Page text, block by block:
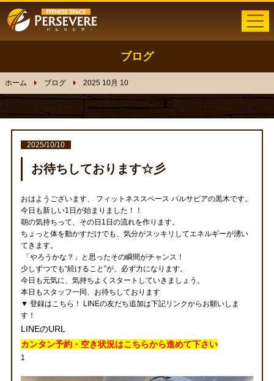
ホーム
トレーナー募集
ブログ
ブログ
ホーム ブログ 2025 10月 10
2025/10/10
お待ちしております☆彡
おはようございます、 フィットネススペース パルサビアの黒木です。
今日も新しい1日が始まりました！！
朝の気持ちって、その日1日の流れを作ります。
ちょっと体を動かすだけでも、気分がスッキリしてエネルギーが湧い
てきます。
「やろうかな？」と思ったその瞬間がチャンス！
少しずつでも“続けること”が、必ず力になります。
今日も元気に、気持ちよくスタートしていきましょう。
本日もスタッフ一同、お待ちしております
▼ 登録はこちら！ LINEの友だち追加は下記リンクからお願いしま
す！
LINEのURL
カンタン予約・空き状況はこちらから進めて下さい
1